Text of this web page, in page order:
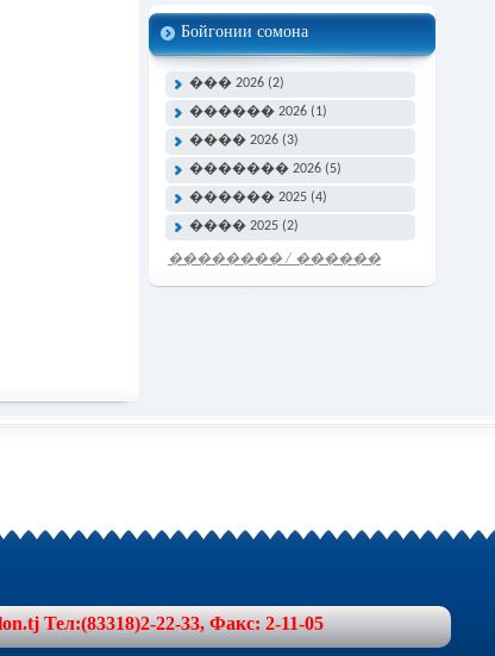
Бойгонии сомона
��� 2026 (2)
������ 2026 (1)
���� 2026 (3)
������� 2026 (5)
������ 2025 (4)
���� 2025 (2)
�������� / ������
���� �����
Тел:(83318)2-22-33, Факс: 2-11-05